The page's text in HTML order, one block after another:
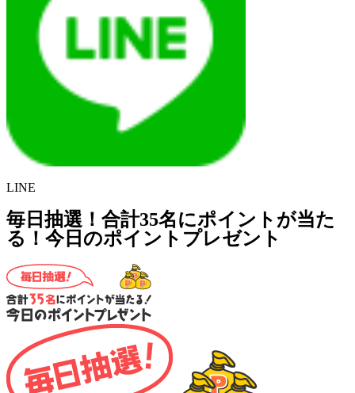
LINE
毎日抽選！合計35名にポイントが当た
る！今日のポイントプレゼント